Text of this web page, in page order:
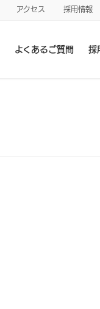
アクセス 採用情報
よくあるご質問 採